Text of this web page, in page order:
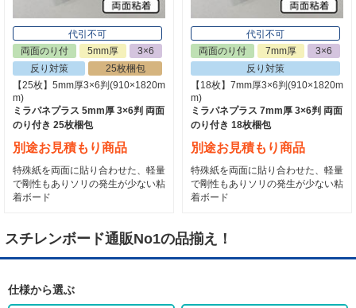
代引不可
両面のり付
5mm厚
3×6
反り対策
25枚梱包
【25枚】5mm厚3×6判(910×1820m
m)
ミラパネプラス 5mm厚 3×6判 両面
のり付き 25枚梱包
別途お見積もり商品
特殊紙を両面に貼り合わせた、軽量
で剛性もありソリの発生が少ない粘
着ボード
代引不可
両面のり付
7mm厚
3×6
反り対策
【18枚】7mm厚3×6判(910×1820m
m)
ミラパネプラス 7mm厚 3×6判 両面
のり付き 18枚梱包
別途お見積もり商品
特殊紙を両面に貼り合わせた、軽量
で剛性もありソリの発生が少ない粘
着ボード
スチレンボード通販No1の品揃え！
仕様から選ぶ